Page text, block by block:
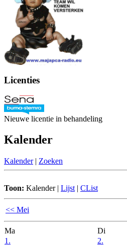
Licenties
Nieuwe licentie in behandeling
Kalender
Kalender | Zoeken
Toon: Kalender| Lijst | CList
<< Mei
Ma Di
1.
2.